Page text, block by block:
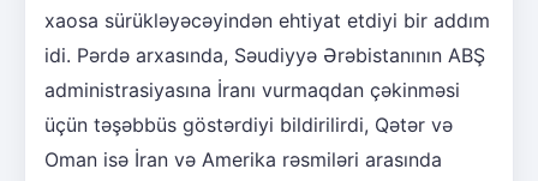
xaosa sürükləyəcəyindən ehtiyat etdiyi bir addım
idi. Pərdə arxasında, Səudiyyə Ərəbistanının ABŞ
administrasiyasına İranı vurmaqdan çəkinməsi
üçün təşəbbüs göstərdiyi bildirilirdi, Qətər və
Oman isə İran və Amerika rəsmiləri arasında